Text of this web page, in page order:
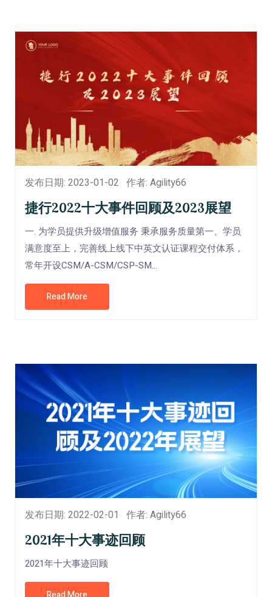
发布日期: 2023-01-02 作者: Agility66
捷行2022十大事件回顾及2023展望
一. 为学员提供升级增值服务 秉承服务质量第一、学员
满意度至上，完善线上线下中英文认证课程交付体系，
常年开设CSM/A-CSM/CSP-SM...
Read More
发布日期: 2022-02-01 作者: Agility66
2021年十大事迹回顾
2021年十大事迹回顾